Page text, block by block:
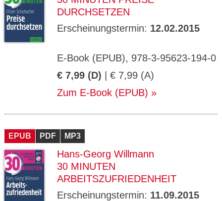
DURCHSETZEN
Erscheinungstermin: 12.02.2015
E-Book (EPUB), 978-3-95623-194-0
€ 7,99 (D) | € 7,99 (A)
Zum E-Book (EPUB)
EPUB PDF MP3
Hans-Georg Willmann
30 MINUTEN
ARBEITSZUFRIEDENHEIT
Erscheinungstermin: 11.09.2015